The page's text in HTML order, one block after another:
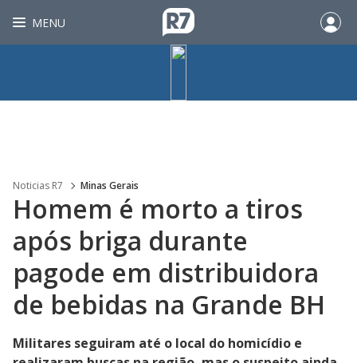
MENU
Noticias R7 Minas Gerais
Homem é morto a tiros
após briga durante
pagode em distribuidora
de bebidas na Grande BH
Militares seguiram até o local do homicídio e